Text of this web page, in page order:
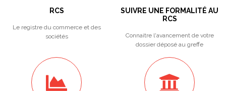
RCS
Le registre du commerce et des
sociétés
SUIVRE UNE FORMALITÉ AU
RCS
Connaitre l'avancement de votre
dossier déposé au greffe